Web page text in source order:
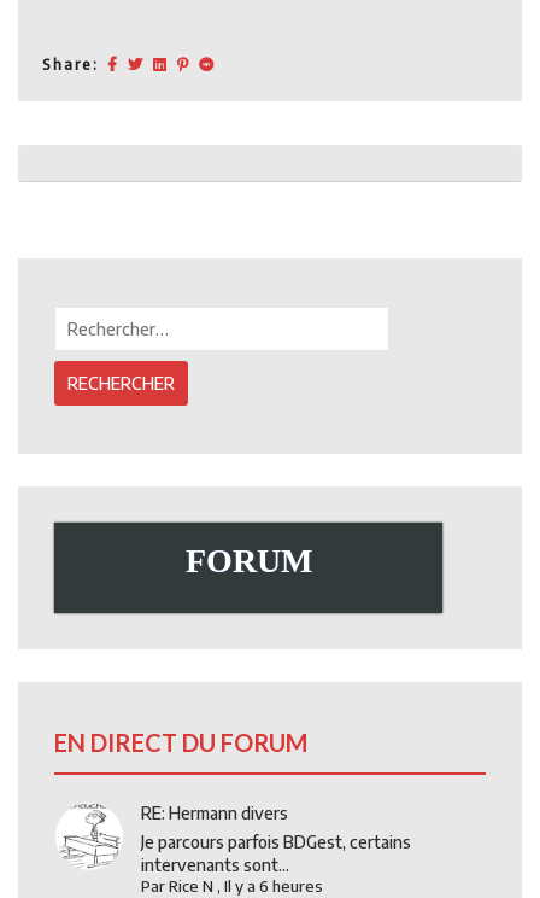
Share:
Post
FORUM
EN DIRECT DU FORUM
RE: Hermann divers
Je parcours parfois BDGest, certains
intervenants sont...
ParRice N ,Il y a 6 heures